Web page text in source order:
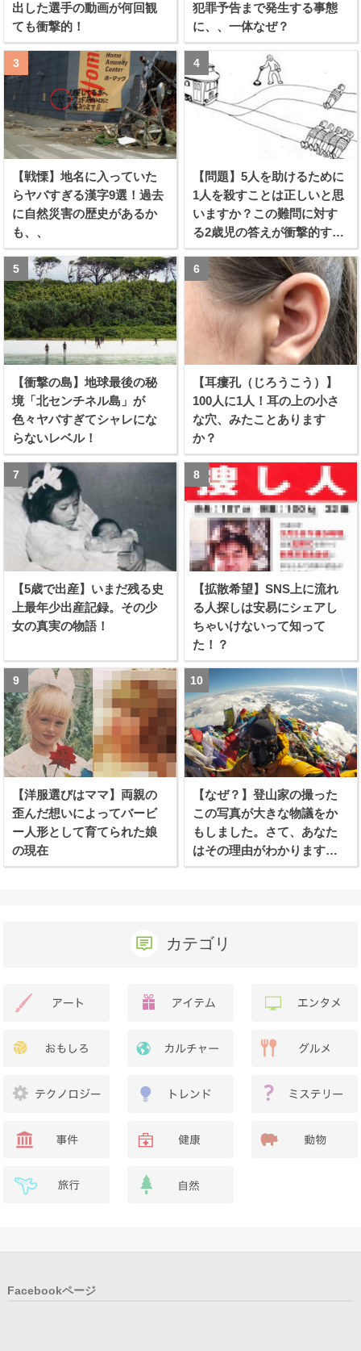
出した選手の動画が何回観
ても衝撃的！
犯罪予告まで発生する事態
に、、一体なぜ？
【戦慄】地名に入っていた
らヤバすぎる漢字9選！過去
に自然災害の歴史があるか
も、、
【問題】5人を助けるために
1人を殺すことは正しいと思
いますか？この難問に対す
る2歳児の答えが衝撃的すぎ
る！！
【衝撃の島】地球最後の秘
境「北センチネル島」が
色々ヤバすぎてシャレにな
らないレベル！
【耳瘻孔（じろうこう）】
100人に1人！耳の上の小さ
な穴、みたことあります
か？
【5歳で出産】いまだ残る史
上最年少出産記録。その少
女の真実の物語！
【拡散希望】SNS上に流れ
る人探しは安易にシェアし
ちゃいけないって知って
た！？
【洋服選びはママ】両親の
歪んだ想いによってバービ
ー人形として育てられた娘
の現在
【なぜ？】登山家の撮った
この写真が大きな物議をか
もしました。さて、あなた
はその理由がわかります
か？
カテゴリ
Facebookページ